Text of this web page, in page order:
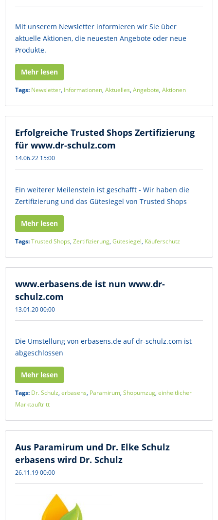
Mit unserem Newsletter informieren wir Sie über
aktuelle Aktionen, die neuesten Angebote oder neue
Produkte.
Mehr lesen
Tags: Newsletter, Informationen, Aktuelles, Angebote, Aktionen
Erfolgreiche Trusted Shops Zertifizierung
für www.dr-schulz.com
14.06.22 15:00
Ein weiterer Meilenstein ist geschafft - Wir haben die
Zertifizierung und das Gütesiegel von Trusted Shops
Mehr lesen
Tags:Trusted Shops, Zertifizierung, Gütesiegel, Käuferschutz
www.erbasens.de ist nun www.dr-
schulz.com
13.01.20 00:00
Die Umstellung von erbasens.de auf dr-schulz.com ist
abgeschlossen
Mehr lesen
Tags: Dr. Schulz, erbasens, Paramirum, Shopumzug, einheitlicher
Marktauftritt
Aus Paramirum und Dr. Elke Schulz
erbasens wird Dr. Schulz
26.11.19 00:00